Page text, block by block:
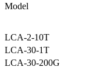
Model
LCA-2-10T
LCA-30-1T
LCA-30-200G